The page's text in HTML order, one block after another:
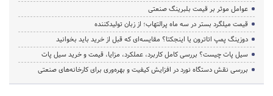
عوامل موثر بر قیمت بلبرینگ صنعتی
قیمت میلگرد بستر در سه ماه پرالتهاب؛ از زبان تولیدکننده
دوزینگ پمپ اتاترون یا اینجکتا؟ مقایسه‌ای که قبل از خرید باید بخوانید
سیل پات چیست؟ بررسی کامل کاربرد، عملکرد، مزایا، قیمت و خرید سیل پات
بررسی نقش دستگاه نورد در افزایش کیفیت و بهره‌وری برای کارخانه‌های صنعتی